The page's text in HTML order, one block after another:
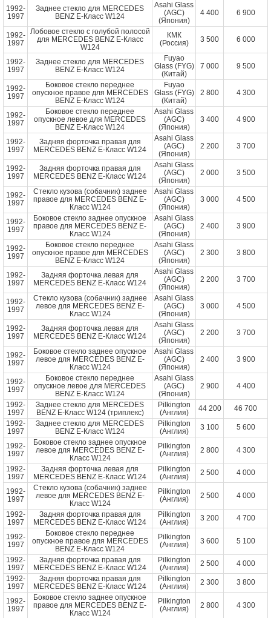
1992-
1997
Заднее стекло для MERCEDES
BENZ E-Класс W124
Asahi Glass
(AGC)
(Япония)
4 400 6 900
1992-
1997
Лобовое стекло с голубой полосой
для MERCEDES BENZ E-Класс
W124
КМК
(Россия)
3 500 6 000
1992-
1997
Заднее стекло для MERCEDES
BENZ E-Класс W124
Fuyao
Glass (FYG)
(Китай)
7 000 9 500
1992-
1997
Боковое стекло переднее
опускное правое для MERCEDES
BENZ E-Класс W124
Fuyao
Glass (FYG)
(Китай)
2 800 4 300
1992-
1997
Боковое стекло переднее
опускное левое для MERCEDES
BENZ E-Класс W124
Asahi Glass
(AGC)
(Япония)
3 400 4 900
1992-
1997
Задняя форточка правая для
MERCEDES BENZ E-Класс W124
Asahi Glass
(AGC)
(Япония)
2 200 3 700
1992-
1997
Задняя форточка правая для
MERCEDES BENZ E-Класс W124
Asahi Glass
(AGC)
(Япония)
2 000 3 500
1992-
1997
Стекло кузова (собачник) заднее
правое для MERCEDES BENZ E-
Класс W124
Asahi Glass
(AGC)
(Япония)
3 000 4 500
1992-
1997
Боковое стекло заднее опускное
правое для MERCEDES BENZ E-
Класс W124
Asahi Glass
(AGC)
(Япония)
2 400 3 900
1992-
1997
Боковое стекло переднее
опускное правое для MERCEDES
BENZ E-Класс W124
Asahi Glass
(AGC)
(Япония)
2 300 3 800
1992-
1997
Задняя форточка левая для
MERCEDES BENZ E-Класс W124
Asahi Glass
(AGC)
(Япония)
2 200 3 700
1992-
1997
Стекло кузова (собачник) заднее
левое для MERCEDES BENZ E-
Класс W124
Asahi Glass
(AGC)
(Япония)
3 000 4 500
1992-
1997
Задняя форточка левая для
MERCEDES BENZ E-Класс W124
Asahi Glass
(AGC)
(Япония)
2 200 3 700
1992-
1997
Боковое стекло заднее опускное
левое для MERCEDES BENZ E-
Класс W124
Asahi Glass
(AGC)
(Япония)
2 400 3 900
1992-
1997
Боковое стекло переднее
опускное левое для MERCEDES
BENZ E-Класс W124
Asahi Glass
(AGC)
(Япония)
2 900 4 400
1992-
1997
Заднее стекло для MERCEDES
BENZ E-Класс W124 (триплекс)
Pilkington
(Англия)
44 200
46 700
1992-
1997
Заднее стекло для MERCEDES
BENZ E-Класс W124
Pilkington
(Англия)
3 100 5 600
1992-
1997
Боковое стекло заднее опускное
левое для MERCEDES BENZ E-
Класс W124
Pilkington
(Англия)
2 800 4 300
1992-
1997
Задняя форточка левая для
MERCEDES BENZ E-Класс W124
Pilkington
(Англия)
2 500 4 000
1992-
1997
Стекло кузова (собачник) заднее
левое для MERCEDES BENZ E-
Класс W124
Pilkington
(Англия)
2 500 4 000
1992-
1997
Задняя форточка правая для
MERCEDES BENZ E-Класс W124
Pilkington
(Англия)
3 200 4 700
1992-
1997
Боковое стекло переднее
опускное правое для MERCEDES
BENZ E-Класс W124
Pilkington
(Англия)
3 600 5 100
1992-
1997
Задняя форточка правая для
MERCEDES BENZ E-Класс W124
Pilkington
(Англия)
2 500
4 000
1992-
1997
Задняя форточка правая для
MERCEDES BENZ E-Класс W124
Pilkington
(Англия)
2 300 3 800
1992-
1997
Боковое стекло заднее опускное
правое для MERCEDES BENZ E-
Класс W124
Pilkington
(Англия)
2 800 4 300